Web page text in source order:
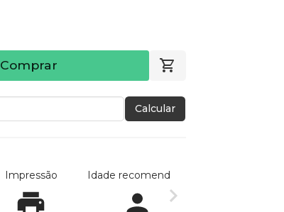
Comprar
Calcular
Impressão Idade recomendada